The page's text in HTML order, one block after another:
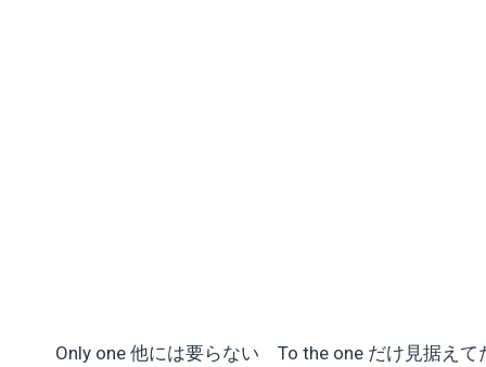
Only one 他には要らない To the one だけ見据えて